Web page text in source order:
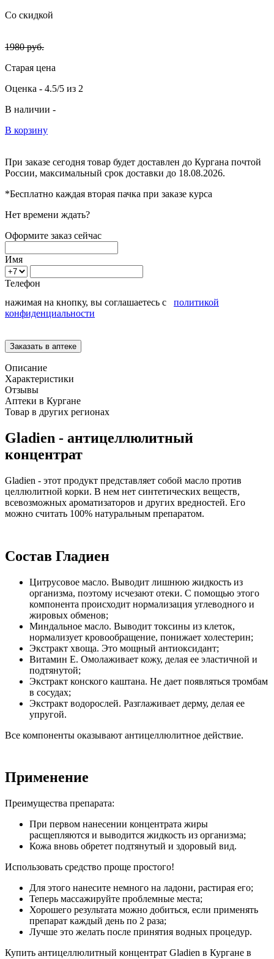
Со скидкой
1980руб.
Старая цена
Оценка - 4.5/5 из 2
В наличии -
В корзину
При заказе сегодня товар будет доставлен до Кургана почтой
России, максимальный срок доставки до 18.08.2026.
*Бесплатно каждая вторая пачка при заказе курса
Нет времени ждать?
Оформите заказ сейчас
Имя
Телефон
нажимая на кнопку, вы соглашаетесь с политикой
конфиденциальности
Описание
Характеристики
Отзывы
Аптеки в Кургане
Товар в других регионах
Gladien - антицеллюлитный
концентрат
Gladien - этот продукт представляет собой масло против
целлюлитной корки. В нем нет синтетических веществ,
всевозможных ароматизаторов и других вредностей. Его
можно считать 100% натуральным препаратом.
Состав Гладиен
Цитрусовое масло. Выводит лишнюю жидкость из
организма, поэтому исчезают отеки. С помощью этого
компонента происходит нормализация углеводного и
жировых обменов;
Миндальное масло. Выводит токсины из клеток,
нормализует кровообращение, понижает холестерин;
Экстракт хвоща. Это мощный антиоксидант;
Витамин Е. Омолаживает кожу, делая ее эластичной и
подтянутой;
Экстракт конского каштана. Не дает появляться тромбам
в сосудах;
Экстракт водорослей. Разглаживает дерму, делая ее
упругой.
Все компоненты оказывают антицеллюлитное действие.
Применение
Преимущества препарата:
При первом нанесении концентрата жиры
расщепляются и выводится жидкость из организма;
Кожа вновь обретет подтянутый и здоровый вид.
Использовать средство проще простого!
Для этого нанесите немного на ладони, растирая его;
Теперь массажируйте проблемные места;
Хорошего результата можно добиться, если применять
препарат каждый день по 2 раза;
Лучше это желать после принятия водных процедур.
Купить антицеллюлитный концентрат Gladien в Кургане в